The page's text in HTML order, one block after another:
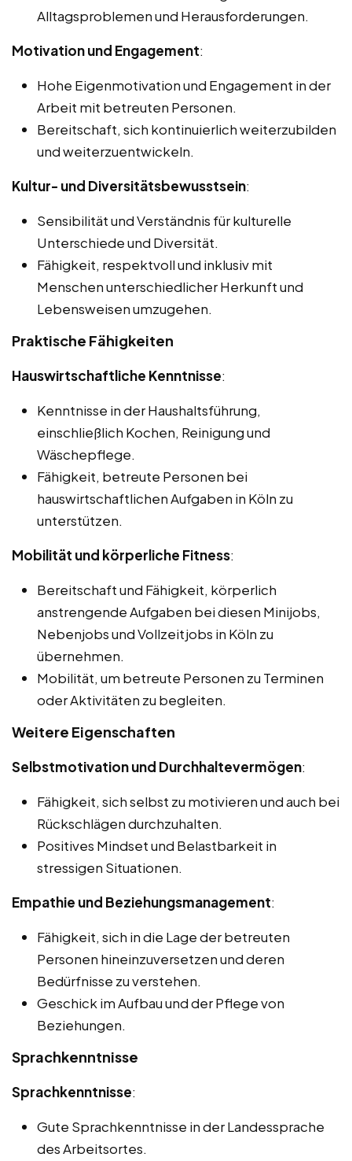
Alltagsproblemen und Herausforderungen.
Motivation und Engagement:
Hohe Eigenmotivation und Engagement in der
Arbeit mit betreuten Personen.
Bereitschaft, sich kontinuierlich weiterzubilden
und weiterzuentwickeln.
Kultur- und Diversitätsbewusstsein:
Sensibilität und Verständnis für kulturelle
Unterschiede und Diversität.
Fähigkeit, respektvoll und inklusiv mit
Menschen unterschiedlicher Herkunft und
Lebensweisen umzugehen.
Praktische Fähigkeiten
Hauswirtschaftliche Kenntnisse:
Kenntnisse in der Haushaltsführung,
einschließlich Kochen, Reinigung und
Wäschepflege.
Fähigkeit, betreute Personen bei
hauswirtschaftlichen Aufgaben in Köln zu
unterstützen.
Mobilität und körperliche Fitness:
Bereitschaft und Fähigkeit, körperlich
anstrengende Aufgaben bei diesen Minijobs,
Nebenjobs und Vollzeitjobs in Köln zu
übernehmen.
Mobilität, um betreute Personen zu Terminen
oder Aktivitäten zu begleiten.
Weitere Eigenschaften
Selbstmotivation und Durchhaltevermögen:
Fähigkeit, sich selbst zu motivieren und auch bei
Rückschlägen durchzuhalten.
Positives Mindset und Belastbarkeit in
stressigen Situationen.
Empathie und Beziehungsmanagement:
Fähigkeit, sich in die Lage der betreuten
Personen hineinzuversetzen und deren
Bedürfnisse zu verstehen.
Geschick im Aufbau und der Pflege von
Beziehungen.
Sprachkenntnisse
Sprachkenntnisse:
Gute Sprachkenntnisse in der Landessprache
des Arbeitsortes.